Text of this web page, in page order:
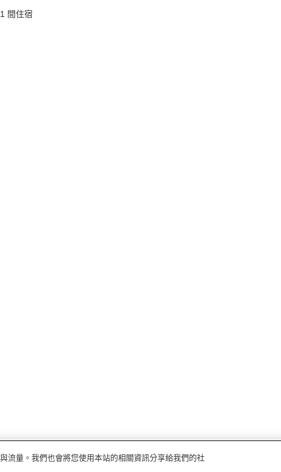
1 間住宿
流量。我們也會將您使用本站的相關資訊分享給我們的社